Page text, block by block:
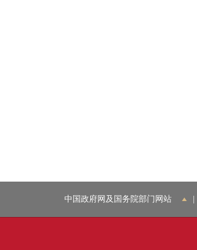
中国政府网及国务院部门网站